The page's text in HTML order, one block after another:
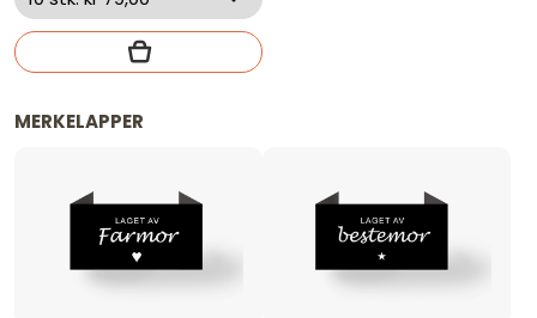
MERKELAPPER